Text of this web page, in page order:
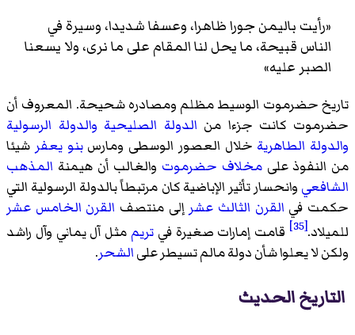
«رأيت باليمن جورا ظاهرا، وعسفا شديدا، وسيرة في
الناس قبيحة، ما يحل لنا المقام على ما نرى، ولا يسعنا
الصبر عليه»
تاريخ حضرموت الوسيط مظلم ومصادره شحيحة. المعروف أن
حضرموت كانت جزءا من الدولة الصليحية والدولة الرسولية
والدولة الطاهرية خلال العصور الوسطى ومارسبنو يعفر شيئا
من النفوذ علىمخلاف حضرموت والغالب أن هيمنة المذهب
الشافعي وانحسار تأثير الإباضية كان مرتبطاً بالدولة الرسولية التي
حكمت في القرن الثالث عشر إلى منتصف القرن الخامس عشر
للميلاد.[35] قامت إمارات صغيرة في تريم مثل آل يماني وآل راشد
ولكن لا يعلوا شأن دولة مالم تسيطر علىالشحر.
التاريخ الحديث